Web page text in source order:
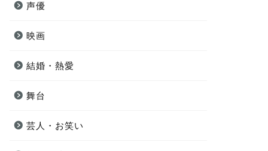
声優
映画
結婚・熱愛
舞台
芸人・お笑い